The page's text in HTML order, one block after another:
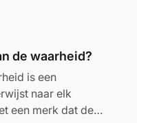
de waarheid?
is een
naar elk
een merk dat de